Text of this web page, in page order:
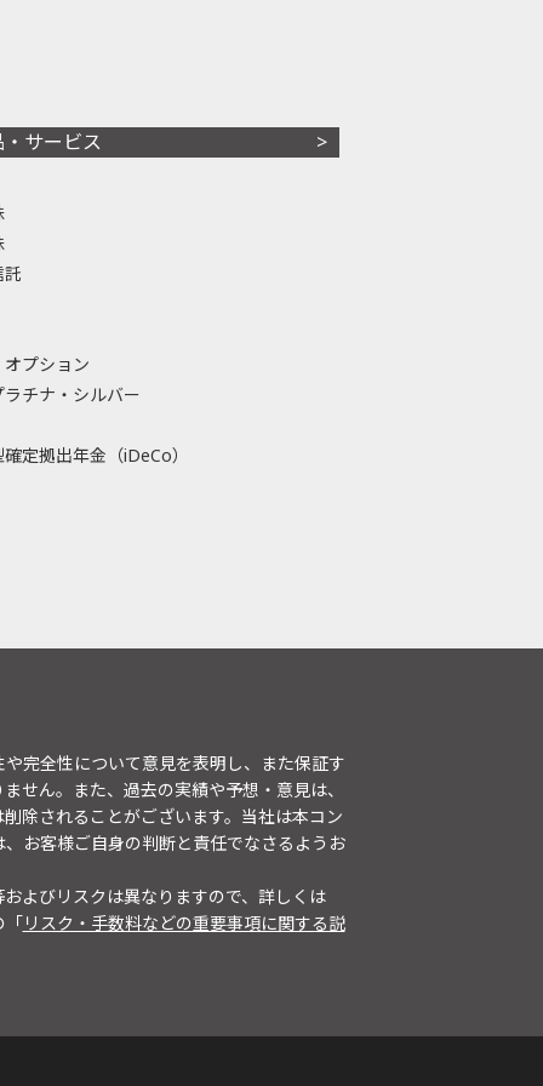
・サービス
託
プション
ラチナ・シルバー
定拠出年金（iDeCo）
完全性について意見を表明し、また保証す
せん。また、過去の実績や予想・意見は、
除されることがございます。当社は本コン
お客様ご自身の判断と責任でなさるようお
よびリスクは異なりますので、詳しくは
「リスク・手数料などの重要事項に関する説